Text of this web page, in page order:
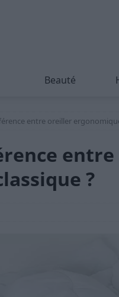
Beauté
entre oreiller
?